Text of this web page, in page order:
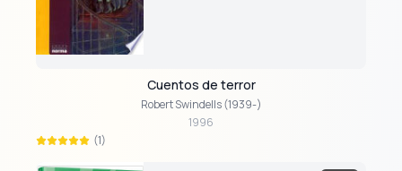
Cuentos de terror
Robert Swindells (1939-)
1996
(1)